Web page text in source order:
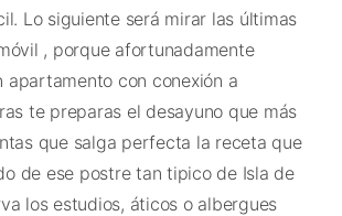
Lo siguiente será mirar las últimas
, porque afortunadamente
apartamento con conexión a
te preparas el desayuno que más
que salga perfecta la receta que
de ese postre tan tipico de Isla de
los estudios, áticos o albergues